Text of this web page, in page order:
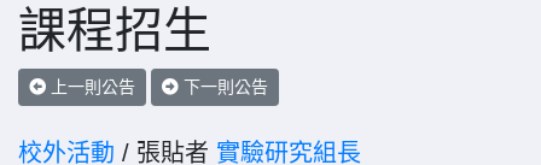
課程招生
上一則公告 下一則公告
校外活動 / 張貼者 實驗研究組長